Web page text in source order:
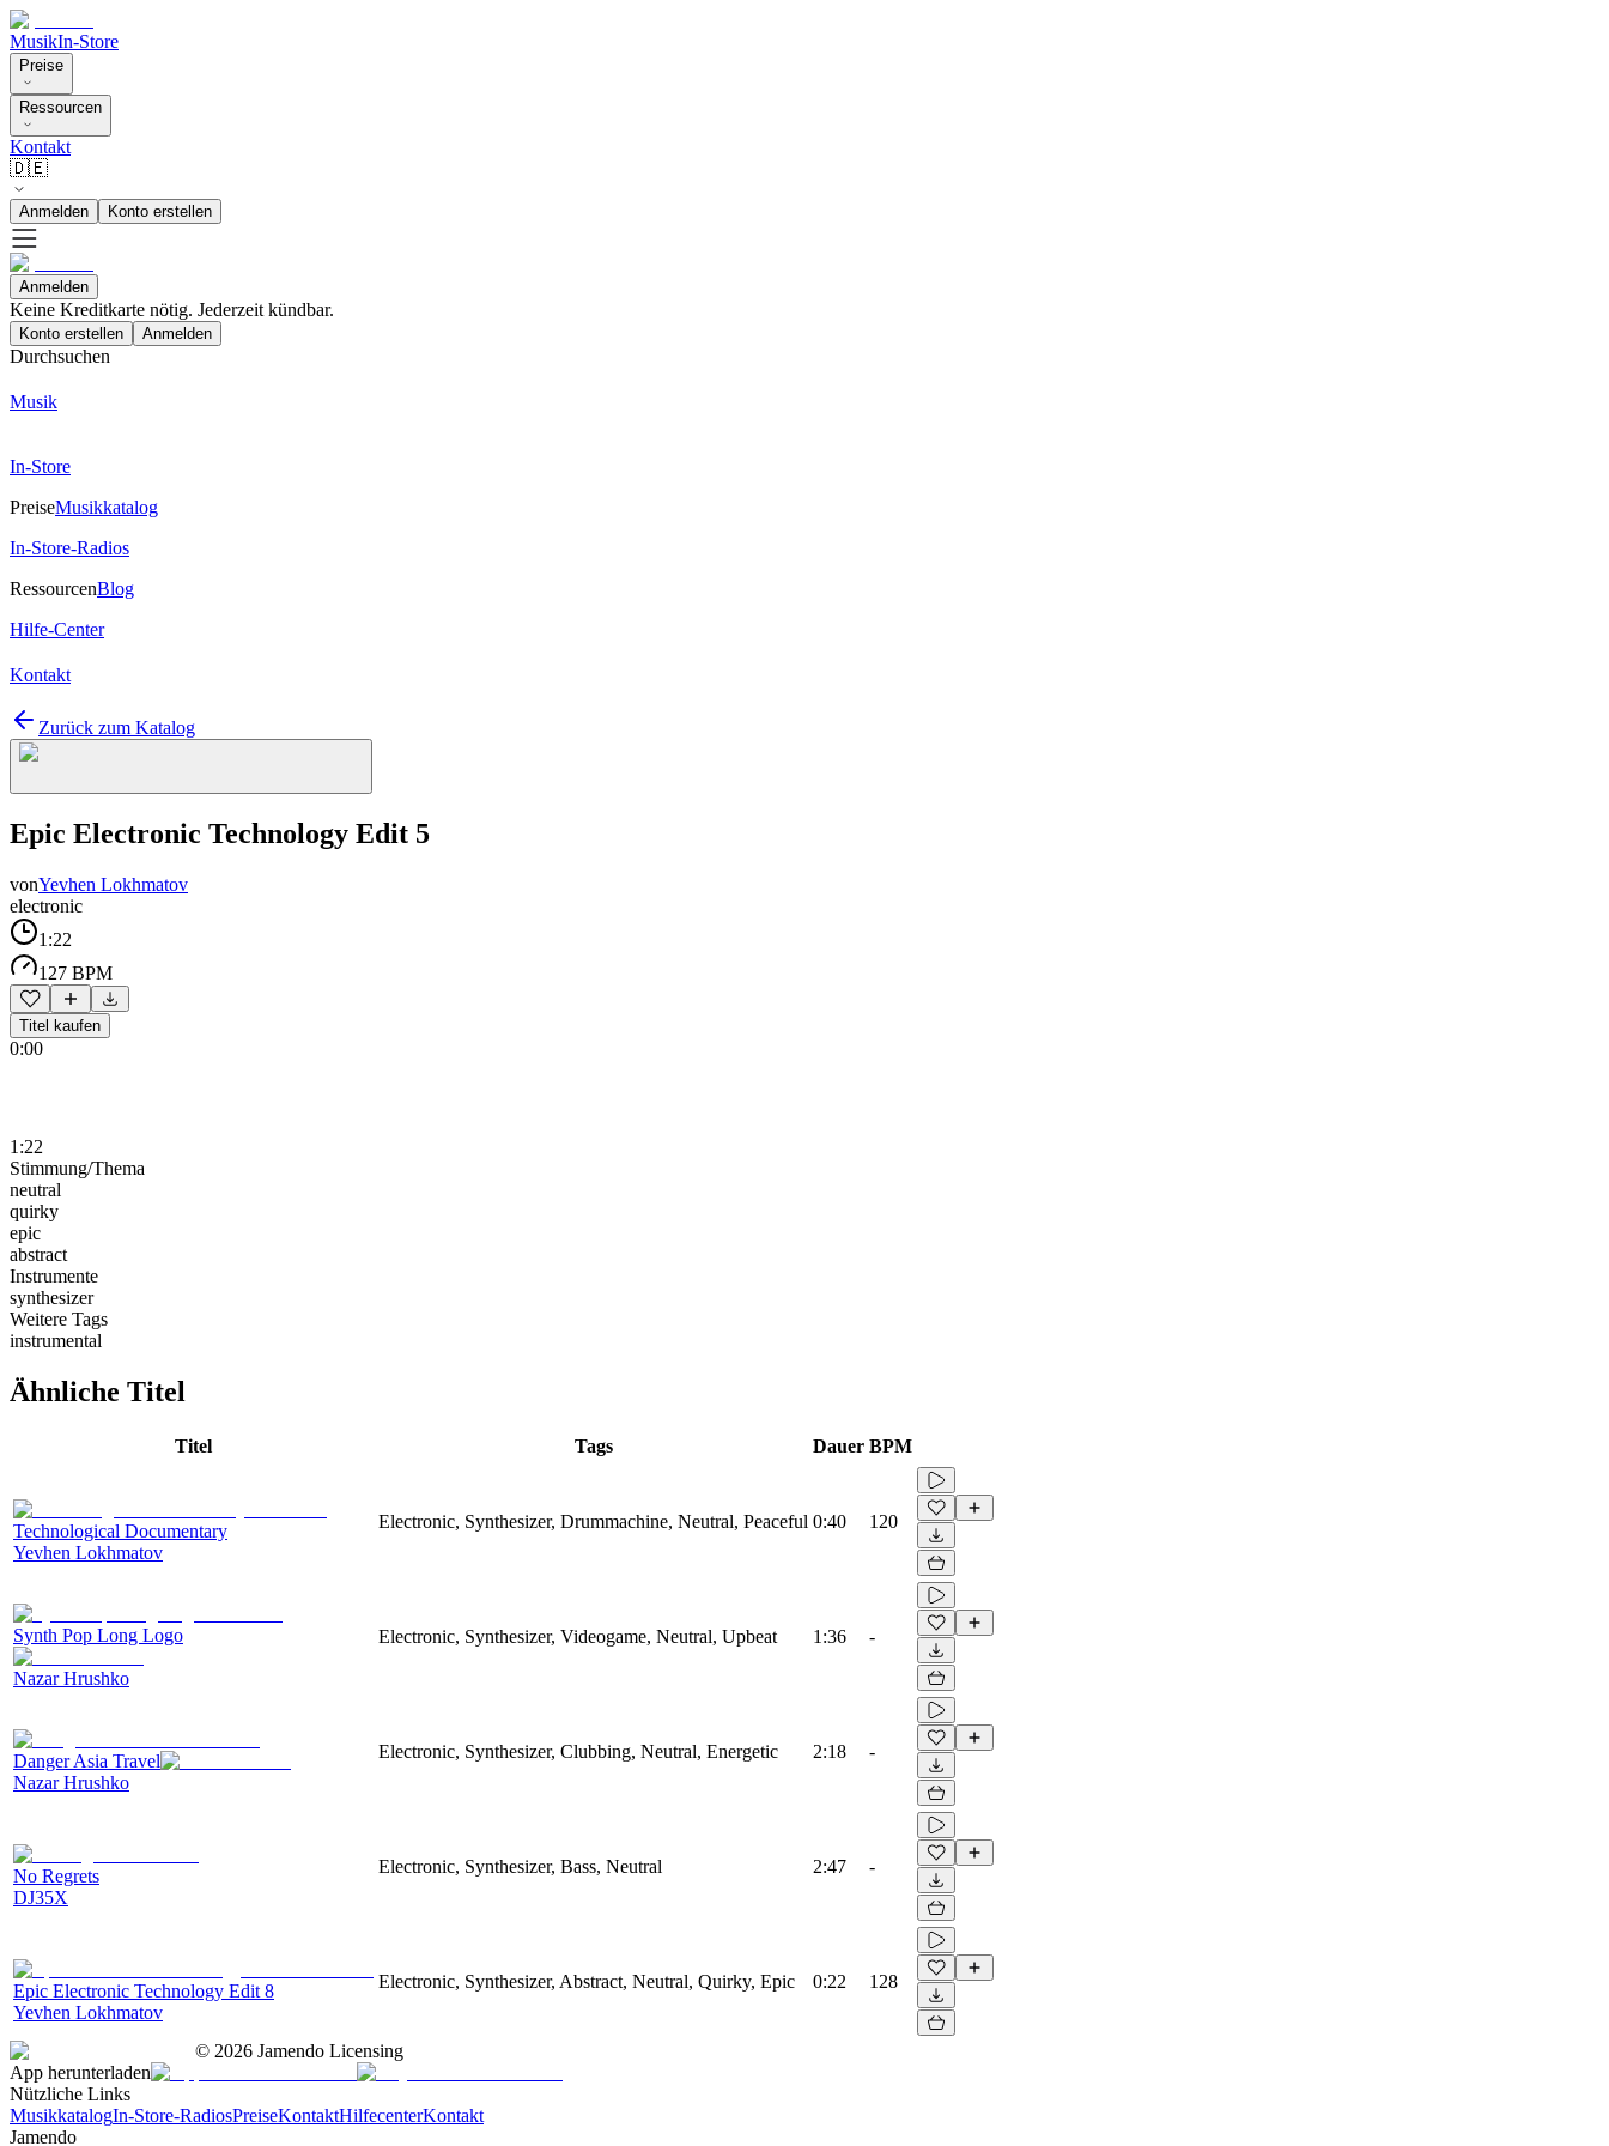
MusikIn-Store
Preise
Ressourcen
Kontakt
🇩🇪
Anmelden Konto erstellen
Anmelden
Keine Kreditkarte nötig. Jederzeit kündbar.
Konto erstellen Anmelden
Durchsuchen
Musik
In-Store
PreiseMusikkatalog
In-Store-Radios
RessourcenBlog
Hilfe-Center
Kontakt
Zurück zum Katalog
Epic Electronic Technology Edit 5
vonYevhen Lokhmatov
electronic
1:22
127 BPM
Titel kaufen
0:00
1:22
Stimmung/Thema
neutral
quirky
epic
abstract
Instrumente
synthesizer
Weitere Tags
instrumental
Ähnliche Titel
Titel Tags Dauer BPM
Technological Documentary
Yevhen Lokhmatov
Electronic, Synthesizer, Drummachine, Neutral, Peaceful 0:40 120
Synth Pop Long Logo
Nazar Hrushko
Electronic, Synthesizer, Videogame, Neutral, Upbeat 1:36 -
Danger Asia Travel
Nazar Hrushko
Electronic, Synthesizer, Clubbing, Neutral, Energetic 2:18 -
No Regrets
DJ35X
Electronic, Synthesizer, Bass, Neutral 2:47 -
Epic Electronic Technology Edit 8
Yevhen Lokhmatov
Electronic, Synthesizer, Abstract, Neutral, Quirky, Epic 0:22 128
© 2026 Jamendo Licensing
App herunterladen
Nützliche Links
MusikkatalogIn-Store-RadiosPreiseKontaktHilfecenterKontakt
Jamendo